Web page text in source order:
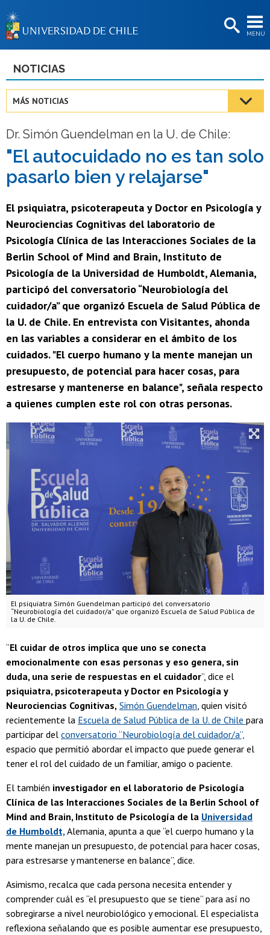
MENÚ
BIBLIOTECAS
Estudiantes
Académicas/os
Funcionarias/os
Egresadas/os
NOTICIAS
MÁS NOTICIAS
Dr. Simón Guendelman en la U. de Chile:
"El autocuidado no es tan solo
pasarlo bien y relajarse"
El psiquiatra, psicoterapeuta y Doctor en Psicología y
Neurociencias Cognitivas del laboratorio de
Psicología Clínica de las Interacciones Sociales de la
Berlin School of Mind and Brain, Instituto de
Psicología de la Universidad de Humboldt, Alemania,
participó del conversatorio “Neurobiología del
cuidador/a” que organizó Escuela de Salud Pública de
la U. de Chile. En entrevista con Visitantes, ahonda
en las variables a considerar en el ámbito de los
cuidados. "El cuerpo humano y la mente manejan un
presupuesto, de potencial para hacer cosas, para
estresarse y mantenerse en balance", señala respecto
a quienes cumplen este rol con otras personas.
El psiquiatra Simón Guendelman participó del conversatorio
“Neurobiología del cuidador/a” que organizó Escuela de Salud Pública de
la U. de Chile.
“El cuidar de otros implica que uno se conecta
emocionalmente con esas personas y eso genera, sin
duda, una serie de respuestas en el cuidador”, dice el
psiquiatra, psicoterapeuta y Doctor en Psicología y
Neurociencias Cognitivas, Simón Guendelman, quien visitó
recientemente la Escuela de Salud Pública de la U. de Chile para
participar del conversatorio “Neurobiología del cuidador/a”,
espacio que permitió abordar el impacto que puede generar el
tener el rol del cuidado de un familiar, amigo o paciente.
El también investigador en el laboratorio de Psicología
Clínica de las Interacciones Sociales de la Berlin School of
Mind and Brain, Instituto de Psicología de la Universidad
de Humboldt,Alemania, apunta a que “el cuerpo humano y la
mente manejan un presupuesto, de potencial para hacer cosas,
para estresarse y mantenerse en balance”, dice.
Asimismo, recalca que cada persona necesita entender y
comprender cuál es “el presupuesto que se tiene” para así no
sobregirarse a nivel neurobiológico y emocional. El especialista
reflexiona señalando que es posible aumentar ese presupuesto,